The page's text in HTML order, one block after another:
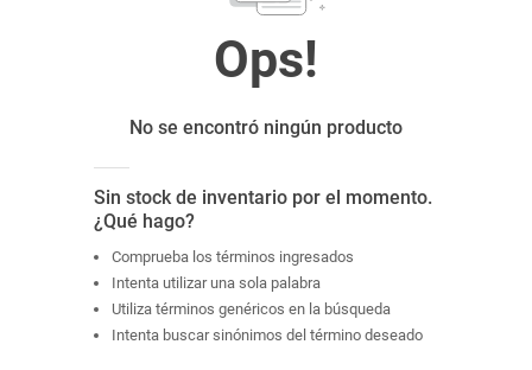
No se encontró ningún producto
Sin stock de inventario por el momento.
¿Qué hago?
Comprueba los términos ingresados
Intenta utilizar una sola palabra
Utiliza términos genéricos en la búsqueda
Intenta buscar sinónimos del término deseado